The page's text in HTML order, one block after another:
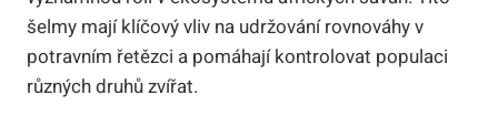
šelmy mají klíčový vliv na udržování rovnováhy v
potravním řetězci a pomáhají kontrolovat populaci
různých druhů zvířat.